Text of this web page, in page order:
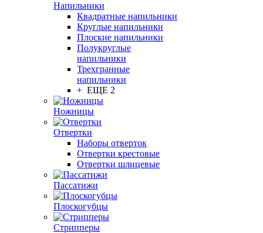
Напильники
Квадратные напильники
Круглые напильники
Плоские напильники
Полукруглые
напильники
Трехгранные
напильники
+ ЕЩЕ 2
Ножницы
Отвертки
Наборы отверток
Отвертки крестовые
Отвертки шлицевые
Пассатижи
Плоскогубцы
Стрипперы